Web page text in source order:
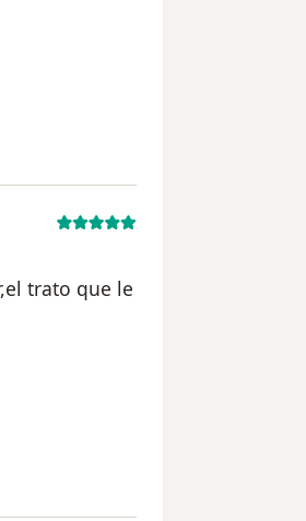
trato que le